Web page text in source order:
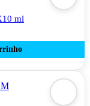
ml